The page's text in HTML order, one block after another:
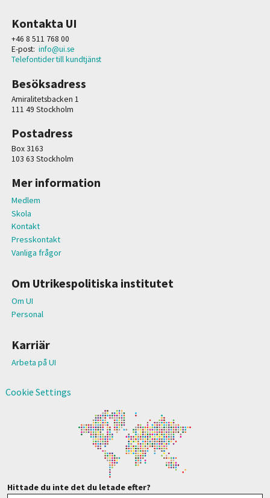
Kontakta UI
+46 8 511 768 00
E-post: info@ui.se
Telefontider till kundtjänst
Besöksadress
Amiralitetsbacken 1
111 49 Stockholm
Postadress
Box 3163
103 63 Stockholm
Mer information
Medlem
Skola
Kontakt
Presskontakt
Vanliga frågor
Om Utrikespolitiska institutet
Om UI
Personal
Karriär
Arbeta på UI
Cookie Settings
Hittade du inte det du letade efter?